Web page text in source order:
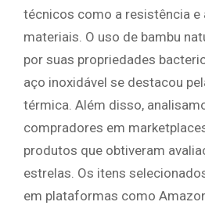
técnicos como a resistência e
materiais. O uso de bambu
por suas propriedades
aço inoxidável se destacou
térmica. Além disso,
compradores em
produtos que obtiveram
estrelas. Os itens
em plataformas como